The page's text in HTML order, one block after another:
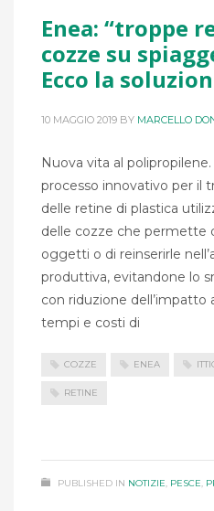
Enea: “troppe
cozze su
Ecco la
10 MAGGIO 2019 BY MARCELLO
Nuova vita al
processo innovativo per il
delle retine di plastica
delle cozze che permette
oggetti o di reinserirle
produttiva, evitandone lo
con riduzione dell’impatto
tempi e costi di
COZZE ENEA
RETINE
PUBLISHED IN NOTIZIE, PESCE,